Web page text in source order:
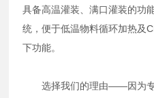
具备高温灌装、满口灌装的功
统，便于低温物料循环加热及
下功能。
选择我们的理由——因为专